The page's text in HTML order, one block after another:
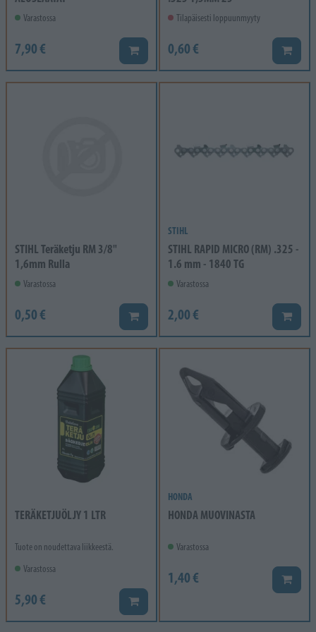
Varastossa
7,90 € Lisää koriin
Tilapäisesti loppuunmyyty
0,60 € Lisää
STIHL Teräketju RM 3/8"
1,6mm Rulla
Varastossa
0,50 € Lisää koriin
STIHL
STIHL RAPID MICRO (RM) .325 -
1.6 mm - 1840 TG
Varastossa
2,00 € Lisää
TERÄKETJUÖLJY 1 LTR
Tuote on noudettava liikkeestä.
Varastossa
5,90 € Lisää koriin
HONDA
HONDA MUOVINASTA
Varastossa
1,40 € Lisää